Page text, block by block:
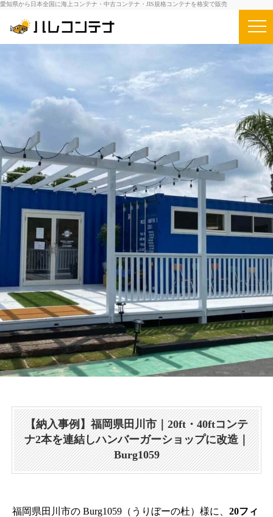
愛知県から日本全国に海上コンテナ・中古コンテナ・JIS規格コンテナを格安で販売
【納入事例】福岡県田川市｜20ft・40ftコンテ
ナ2本を連結しハンバーガーショップに改造｜
Burg1059
福岡県田川市の Burg1059（うりぼーの杜）様に、 20フィ